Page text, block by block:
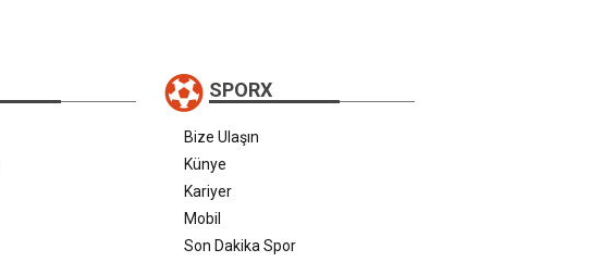
SPORX
Bize Ulaşın
Künye
Kariyer
Mobil
Son Dakika Spor